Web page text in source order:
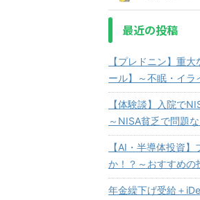
最近の投稿
【プレドニン】重
ール】～不眠・イラ
【体験談】入院で
～NISA貧乏で問題
【AI・半導体投資
か！？～おすすめの
年金繰下げ受給＋